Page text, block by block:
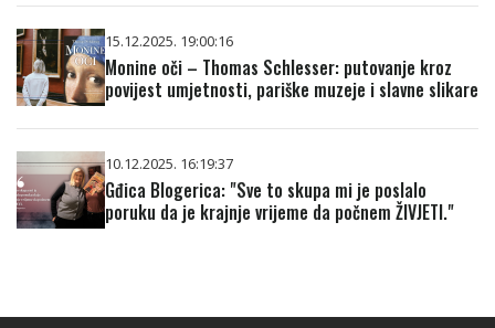
15.12.2025. 19:00:16
Monine oči – Thomas Schlesser: putovanje kroz
povijest umjetnosti, pariške muzeje i slavne slikare
10.12.2025. 16:19:37
Gđica Blogerica: "Sve to skupa mi je poslalo
poruku da je krajnje vrijeme da počnem ŽIVJETI."